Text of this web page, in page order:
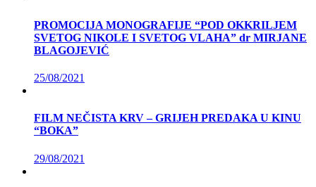
PROMOCIJA MONOGRAFIJE “POD OKKRILJEM
SVETOG NIKOLE I SVETOG VLAHA” dr MIRJANE
BLAGOJEVIĆ
25/08/2021
FILM NEČISTA KRV – GRIJEH PREDAKA U KINU
“BOKA”
29/08/2021